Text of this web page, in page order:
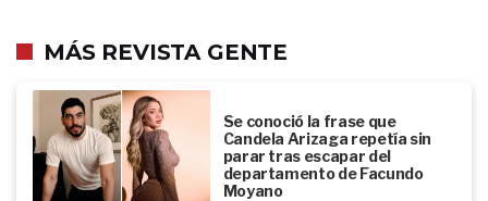
MÁS REVISTA GENTE
Se conoció la frase que
Candela Arizaga repetía sin
parar tras escapar del
departamento de Facundo
Moyano